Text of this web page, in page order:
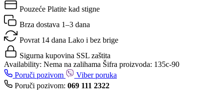
Pouzeće Platite kad stigne
Brza dostava 1–3 dana
Povrat 14 dana Lako i bez brige
Sigurna kupovina SSL zaštita
Availability: Nema na zalihama Šifra proizvoda: 135c-90
Poruči pozivom
Viber poruka
Poruči pozivom: 069 111 2322